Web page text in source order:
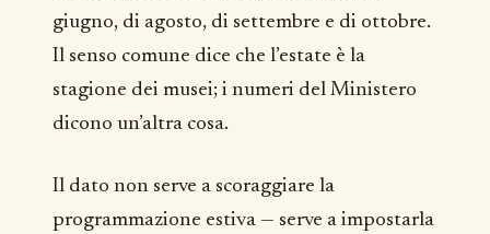
giugno, di agosto, di settembre e di ottobre.
Il senso comune dice che l’estate è la
stagione dei musei; i numeri del Ministero
dicono un’altra cosa.
Il dato non serve a scoraggiare la
programmazione estiva — serve a impostarla